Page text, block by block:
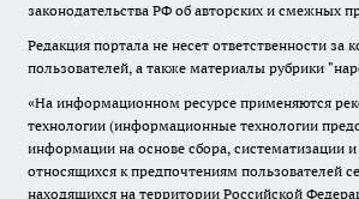
законодательства РФ об авторских и смежных
Редакция портала не несет ответственности за
пользователей, а также материалы рубрики
«На информационном ресурсе применяются
технологии (информационные технологии
информации на основе сбора, систематизации и
относящихся к предпочтениям пользователей
находящихся на территории Российской